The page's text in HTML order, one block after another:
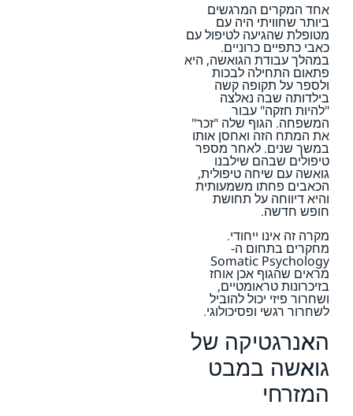
אחד המקרים המרגשים
ביותר שחוויתי היה עם
מטופלת שהגיעה לטיפול עם
כאבי כתפיים כרוניים.
במהלך עבודת הגואשה, היא
פתאום התחילה לבכות
ולספר על תקופה קשה
בילדותה שבה נאלצה
"להיות חזקה" עבור
המשפחה. הגוף שלה "זכר"
את המתח הזה ואחסן אותו
במשך שנים. לאחר מספר
טיפולים שבהם שילבנו
גואשה עם שיחה טיפולית,
הכאבים פחתו משמעותית
והיא דיווחה על תחושת
חופש חדשה.
מקרה זה אינו ייחודי.
מחקרים בתחום ה-
Somatic Psychology
מראים שהגוף אכן אוחז
בזיכרונות טראומטיים,
ושחרור פיזי יכול להוביל
לשחרור רגשי ופסיכולוגי.
האנרגטיקה של
גואשה במבט
המזרחי